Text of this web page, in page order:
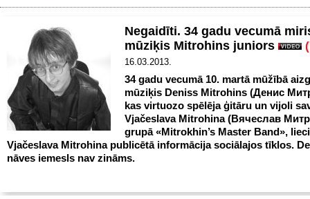
Negaidīti. 34 gadu vecumā
mūziķis Mitrohins juniors
16.03.2013.
34 gadu vecumā 10. martā mūžībā
mūziķis Deniss Mitrohins (Денис
kas virtuozo spēlēja ģitāru un vijoli
Vjačeslava Mitrohina (Вячеслав
grupā «Mitrokhin’s Master Band»,
Vjačeslava Mitrohina publicētā informācija sociālajos tīklos.
nāves iemesls nav zināms.